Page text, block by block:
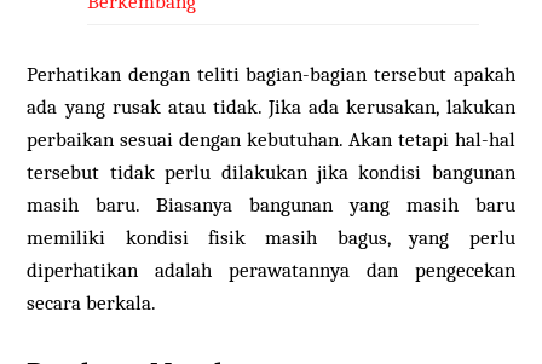
Perhatikan dengan teliti bagian-bagian tersebut apakah
ada yang rusak atau tidak. Jika ada kerusakan, lakukan
perbaikan sesuai dengan kebutuhan. Akan tetapi hal-hal
tersebut tidak perlu dilakukan jika kondisi bangunan
masih baru. Biasanya bangunan yang masih baru
memiliki kondisi fisik masih bagus, yang perlu
diperhatikan adalah perawatannya dan pengecekan
secara berkala.